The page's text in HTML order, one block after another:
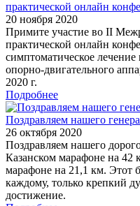
практической онлайн
20 ноября 2020
Примите участие во II
практической онлайн
симптоматическое
опорно-двигательного
2020 г.
Подробнее
Поздравляем нашего
26 октября 2020
Поздравляем нашего
Казанском марафоне на
марафоне на 21,1 км. Этот
каждому, только крепкий
достижение.